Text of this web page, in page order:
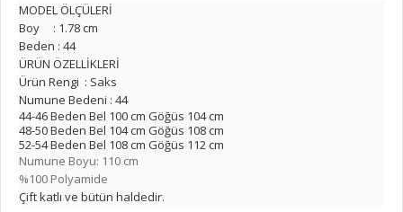
MODEL ÖLÇÜLERİ
Boy : 1.78 cm
Beden : 44
ÜRÜN ÖZELLİKLERİ
Ürün Rengi : Saks
Numune Bedeni : 44
44-46 Beden Bel 100 cm Göğüs 104 cm
48-50 Beden Bel 104 cm Göğüs 108 cm
52-54 Beden Bel 108 cm Göğüs 112 cm
Numune Boyu: 110 cm
%100 Polyamide
Çift katlı ve bütün haldedir.